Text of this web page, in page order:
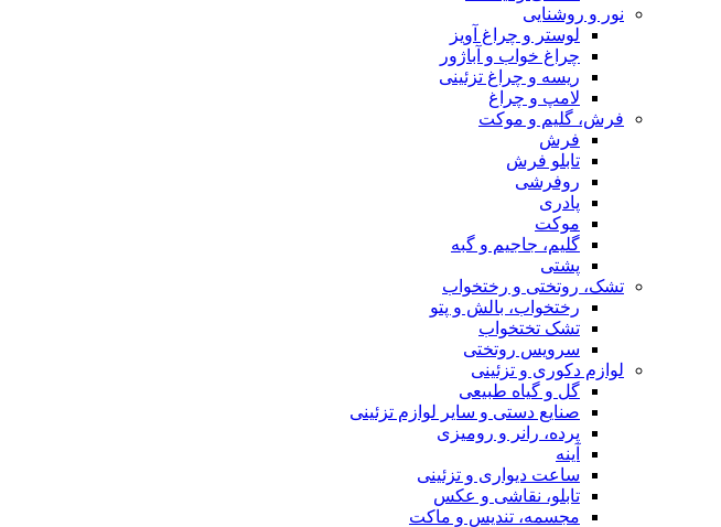
نور و روشنایی
لوستر و چراغ آویز
چراغ خواب و آباژور
ریسه و چراغ تزئینی
لامپ و چراغ
فرش، گلیم و موکت
فرش
تابلو فرش
روفرشی
پادری
موکت
گلیم، جاجیم و گبه
پشتی
تشک، روتختی و رختخواب
رختخواب، بالش و پتو
تشک تختخواب
سرویس روتختی
لوازم دکوری و تزئینی
گل و گیاه طبیعی
صنایع دستی و سایر لوازم تزئینی
پرده، رانر و رومیزی
آینه
ساعت دیواری و تزئینی
تابلو، نقاشی و عکس
مجسمه، تندیس و ماکت